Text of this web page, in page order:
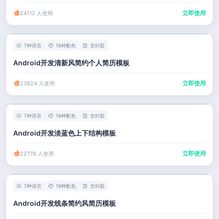
24112 人使用 立即使用
7种语言 16种配色 含封面
Android开发清新风简约个人简历模板
23824 人使用 立即使用
7种语言 16种配色 含封面
Android开发淡蓝色上下结构模板
22778 人使用 立即使用
7种语言 16种配色 含封面
Android开发线条简约风简历模板